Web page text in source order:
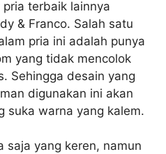
terbaik lainnya
& Franco. Salah satu
pria ini adalah punya
yang tidak mencolok
Sehingga desain yang
digunakan ini akan
suka warna yang kalem.
saja yang keren, namun